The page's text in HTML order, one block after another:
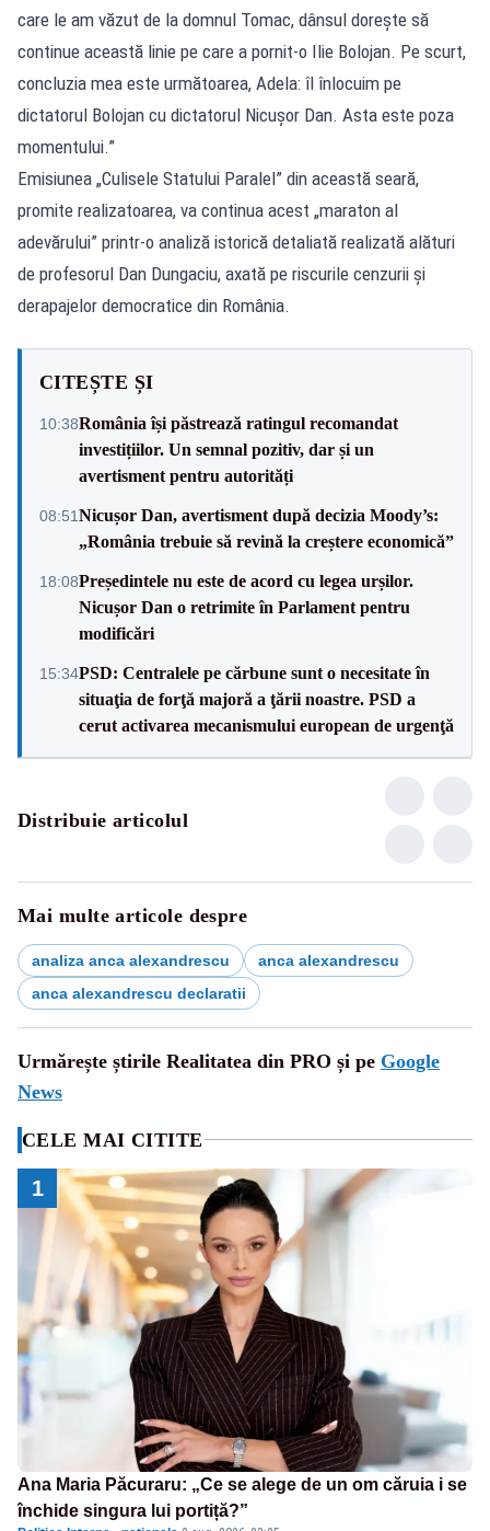
care le am văzut de la domnul Tomac, dânsul dorește să
continue această linie pe care a pornit-o Ilie Bolojan. Pe scurt,
concluzia mea este următoarea, Adela: îl înlocuim pe
dictatorul Bolojan cu dictatorul Nicușor Dan. Asta este poza
momentului.”
Emisiunea „Culisele Statului Paralel” din această seară,
promite realizatoarea, va continua acest „maraton al
adevărului” printr-o analiză istorică detaliată realizată alături
de profesorul Dan Dungaciu, axată pe riscurile cenzurii și
derapajelor democratice din România.
CITEȘTE ȘI
10:38România își păstrează ratingul recomandat
investițiilor. Un semnal pozitiv, dar și un
avertisment pentru autorități
08:51Nicușor Dan, avertisment după decizia Moody’s:
„România trebuie să revină la creștere economică”
18:08Președintele nu este de acord cu legea urșilor.
Nicușor Dan o retrimite în Parlament pentru
modificări
15:34PSD: Centralele pe cărbune sunt o necesitate în
situaţia de forţă majoră a ţării noastre. PSD a
cerut activarea mecanismului european de urgenţă
Distribuie articolul
Mai multe articole despre
analiza anca alexandrescu
anca alexandrescu
anca alexandrescu declaratii
Urmărește știrile Realitatea din PRO și pe Google
News
CELE MAI CITITE
1
Ana Maria Păcuraru: „Ce se alege de un om căruia i se
închide singura lui portiță?”